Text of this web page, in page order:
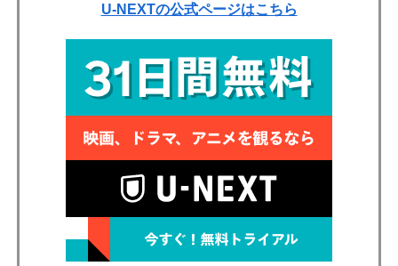
U-NEXTの公式ページはこちら